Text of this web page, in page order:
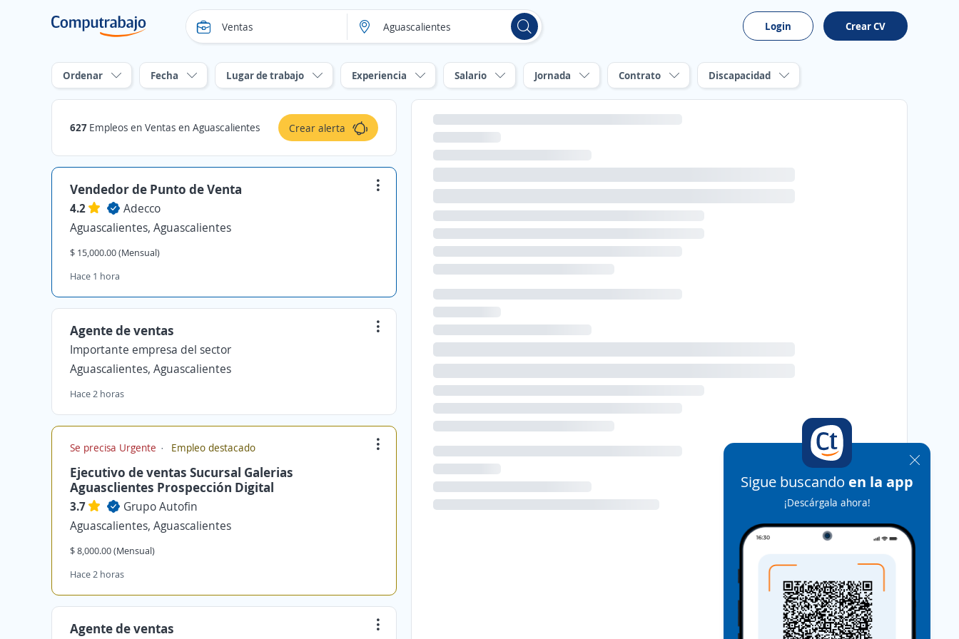
Login Crear CV
Ordenar Fecha Lugar de trabajo Experiencia Salario Jornada Contrato Discapacidad
627 Empleos en Ventas en Aguascalientes Crear alerta
Vendedor de Punto de Venta
4.2
Adecco
Aguascalientes, Aguascalientes
$ 15,000.00 (Mensual)
Hace 1 hora
Agente de ventas
Importante empresa del sector
Aguascalientes, Aguascalientes
Hace 2 horas
Se precisa Urgente Empleo destacado
Ejecutivo de ventas Sucursal Galerias
Aguasclientes Prospección Digital
3.7
Grupo Autofin
Aguascalientes, Aguascalientes
$ 8,000.00 (Mensual)
Hace 2 horas
Agente de ventas
Sigue buscando en la app
¡Descárgala ahora!